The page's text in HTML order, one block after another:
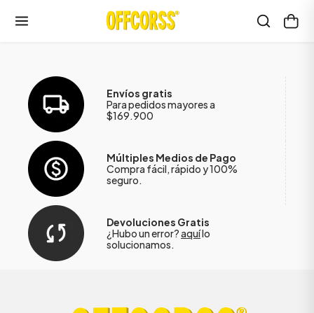
Envíos gratis
Para pedidos mayores a
$169.900
Múltiples Medios de Pago
Compra fácil, rápido y 100%
seguro.
Devoluciones Gratis
¿Hubo un error?aquílo
solucionamos.